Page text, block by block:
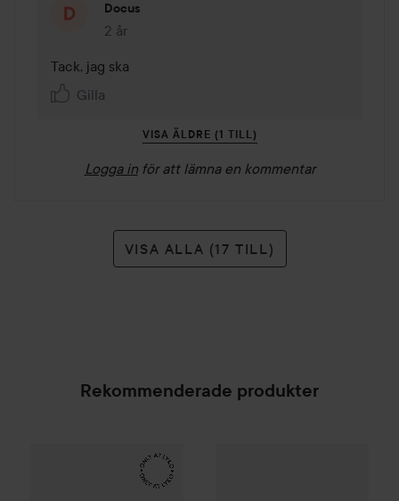
Docus
2 år
Kommentaren lades 2 år
Tack, jag ska
Gilla
VISA ÄLDRE (1 TILL)
Logga in för att lämna en kommentar
VISA ALLA (17 TILL)
Rekommenderade produkter
Make Up Store